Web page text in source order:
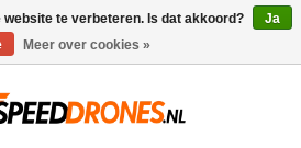
te verbeteren. Is dat akkoord?
Ja
Meer over cookies »